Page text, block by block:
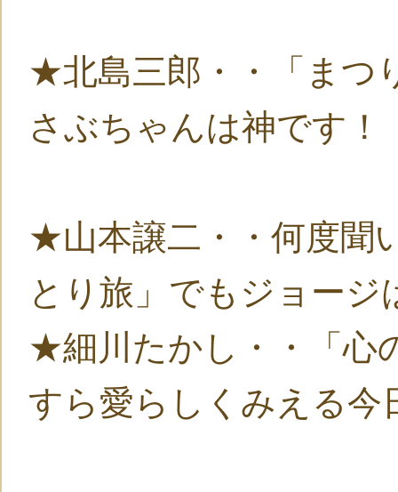
★北島三郎・・「まつ
さぶちゃんは神です！
★山本譲二・・何度聞
とり旅」でもジョージ
★細川たかし・・「心
すら愛らしくみえる今